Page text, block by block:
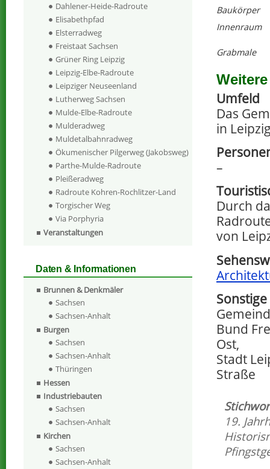
Baukörper
Innenraum
Grabmale
Umfeld
Das
in
–
Durch
von
Bund
Ost,
Stadt
Straße
19.
Dahlener-Heide-Radroute
Elisabethpfad
Elsterradweg
Freistaat Sachsen
Grüner Ring Leipzig
Leipzig-Elbe-Radroute
Leipziger Neuseenland
Lutherweg Sachsen
Mulde-Elbe-Radroute
Mulderadweg
Muldetalbahnradweg
Ökumenischer Pilgerweg (Jakobsweg)
Parthe-Mulde-Radroute
Pleißeradweg
Radroute Kohren-Rochlitzer-Land
Torgischer Weg
Via Porphyria
Veranstaltungen
Daten & Informationen
Brunnen & Denkmäler
Sachsen
Sachsen-Anhalt
Burgen
Sachsen
Sachsen-Anhalt
Thüringen
Hessen
Industriebauten
Sachsen
Sachsen-Anhalt
Kirchen
Sachsen
Sachsen-Anhalt